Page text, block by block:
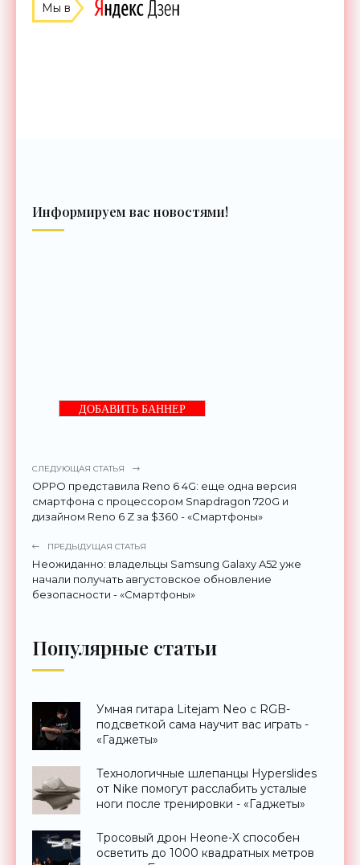
Мы в
Информируем вас новостями!
ДОБАВИТЬ БАННЕР
СЛЕДУЮЩАЯ СТАТЬЯ
OPPO представила Reno 6 4G: еще одна версия
смартфона с процессором Snapdragon 720G и
дизайном Reno 6 Z за $360 - «Смартфоны»
ПРЕДЫДУЩАЯ СТАТЬЯ
Неожиданно: владельцы Samsung Galaxy A52 уже
начали получать августовское обновление
безопасности - «Смартфоны»
Популярные статьи
Умная гитара Litejam Neo с RGB-
подсветкой сама научит вас играть -
«Гаджеты»
Технологичные шлепанцы Hyperslides
от Nike помогут расслабить усталые
ноги после тренировки - «Гаджеты»
Тросовый дрон Heone-X способен
осветить до 1000 квадратных метров